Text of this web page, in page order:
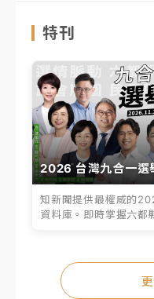
特刊
2026 台灣九合一選
知新聞提供最權威的
資料庫。即時掌握六都